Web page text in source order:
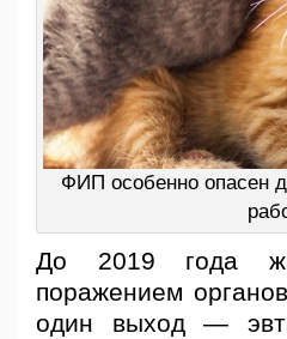
ФИП особенно опасен
До 2019 года
поражением
один выход —